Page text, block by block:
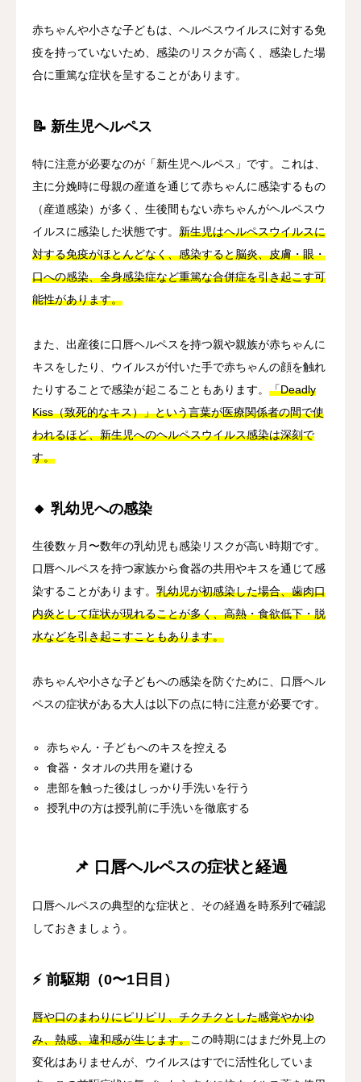
赤ちゃんや小さな子どもは、ヘルペスウイルスに対する免
疫を持っていないため、感染のリスクが高く、感染した場
合に重篤な症状を呈することがあります。
📝 新生児ヘルペス
特に注意が必要なのが「新生児ヘルペス」です。これは、
主に分娩時に母親の産道を通じて赤ちゃんに感染するもの
（産道感染）が多く、生後間もない赤ちゃんがヘルペスウ
イルスに感染した状態です。 新生児はヘルペスウイルスに
対する免疫がほとんどなく、感染すると脳炎、皮膚・眼・
口への感染、全身感染症など重篤な合併症を引き起こす可
能性があります。
また、出産後に口唇ヘルペスを持つ親や親族が赤ちゃんに
キスをしたり、ウイルスが付いた手で赤ちゃんの顔を触れ
たりすることで感染が起こることもあります。 「Deadly
Kiss（致死的なキス）」という言葉が医療関係者の間で使
われるほど、新生児へのヘルペスウイルス感染は深刻で
す。
🔸 乳幼児への感染
生後数ヶ月〜数年の乳幼児も感染リスクが高い時期です。
口唇ヘルペスを持つ家族から食器の共用やキスを通じて感
染することがあります。 乳幼児が初感染した場合、歯肉口
内炎として症状が現れることが多く、高熱・食欲低下・脱
水などを引き起こすこともあります。
赤ちゃんや小さな子どもへの感染を防ぐために、口唇ヘル
ペスの症状がある大人は以下の点に特に注意が必要です。
赤ちゃん・子どもへのキスを控える
食器・タオルの共用を避ける
患部を触った後はしっかり手洗いを行う
授乳中の方は授乳前に手洗いを徹底する
📌 口唇ヘルペスの症状と経過
口唇ヘルペスの典型的な症状と、その経過を時系列で確認
しておきましょう。
⚡ 前駆期（0〜1日目）
唇や口のまわりにピリピリ、チクチクとした感覚やかゆ
み、熱感、違和感が生じます。この時期にはまだ外見上の
変化はありませんが、ウイルスはすでに活性化していま